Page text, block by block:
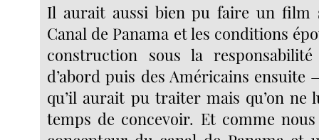
Il aurait aussi bien pu faire un film
Canal de Panama et les conditions
construction sous la
d’abord puis des Américains ensuite
qu’il aurait pu traiter mais qu’on ne
temps de concevoir. Et comme nous